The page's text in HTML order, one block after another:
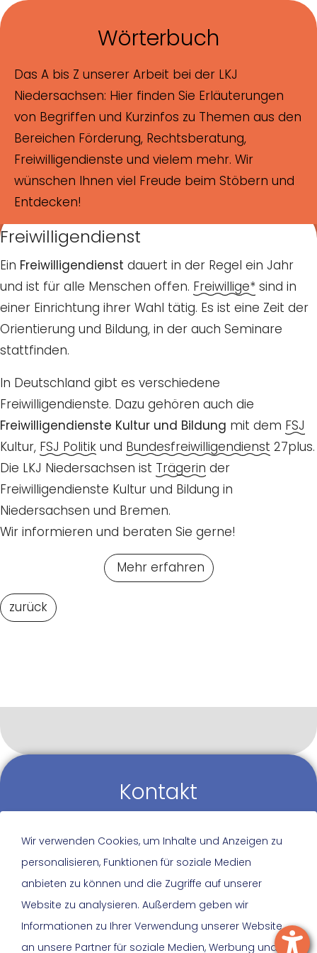
Skip to main content
Skip to page footer
Wörterbuch
Das A bis Z unserer Arbeit bei der LKJ
Niedersachsen: Hier finden Sie Erläuterungen
von Begriffen und Kurzinfos zu Themen aus den
Bereichen Förderung, Rechtsberatung,
Freiwilligendienste und vielem mehr. Wir
wünschen Ihnen viel Freude beim Stöbern und
Entdecken!
zum Wörterbuch
Freiwilligendienst
Ein Freiwilligendienst dauert in der Regel ein Jahr
und ist für alle Menschen offen. Freiwillige* sind in
einer Einrichtung ihrer Wahl tätig. Es ist eine Zeit der
Orientierung und Bildung, in der auch Seminare
stattfinden.
In Deutschland gibt es verschiedene
Freiwilligendienste. Dazu gehören auch die
Freiwilligendienste Kultur und Bildung mit dem FSJ
Kultur, FSJ Politik und Bundesfreiwilligendienst 27plus.
Die LKJ Niedersachsen ist Trägerin der
Freiwilligendienste Kultur und Bildung in
Niedersachsen und Bremen.
Wir informieren und beraten Sie gerne!
Mehr erfahren
zurück
Kontakt
Nehmen Sie Kontakt zu uns auf. Wir freuen uns,
von Ihnen zu hören und helfen gerne weiter!
0511 600 605 50
info@lkjnds.de
Wir verwenden Cookies, um Inhalte und Anzeigen zu
personalisieren, Funktionen für soziale Medien
anbieten zu können und die Zugriffe auf unserer
Website zu analysieren. Außerdem geben wir
Informationen zu Ihrer Verwendung unserer Website
an unsere Partner für soziale Medien, Werbung und